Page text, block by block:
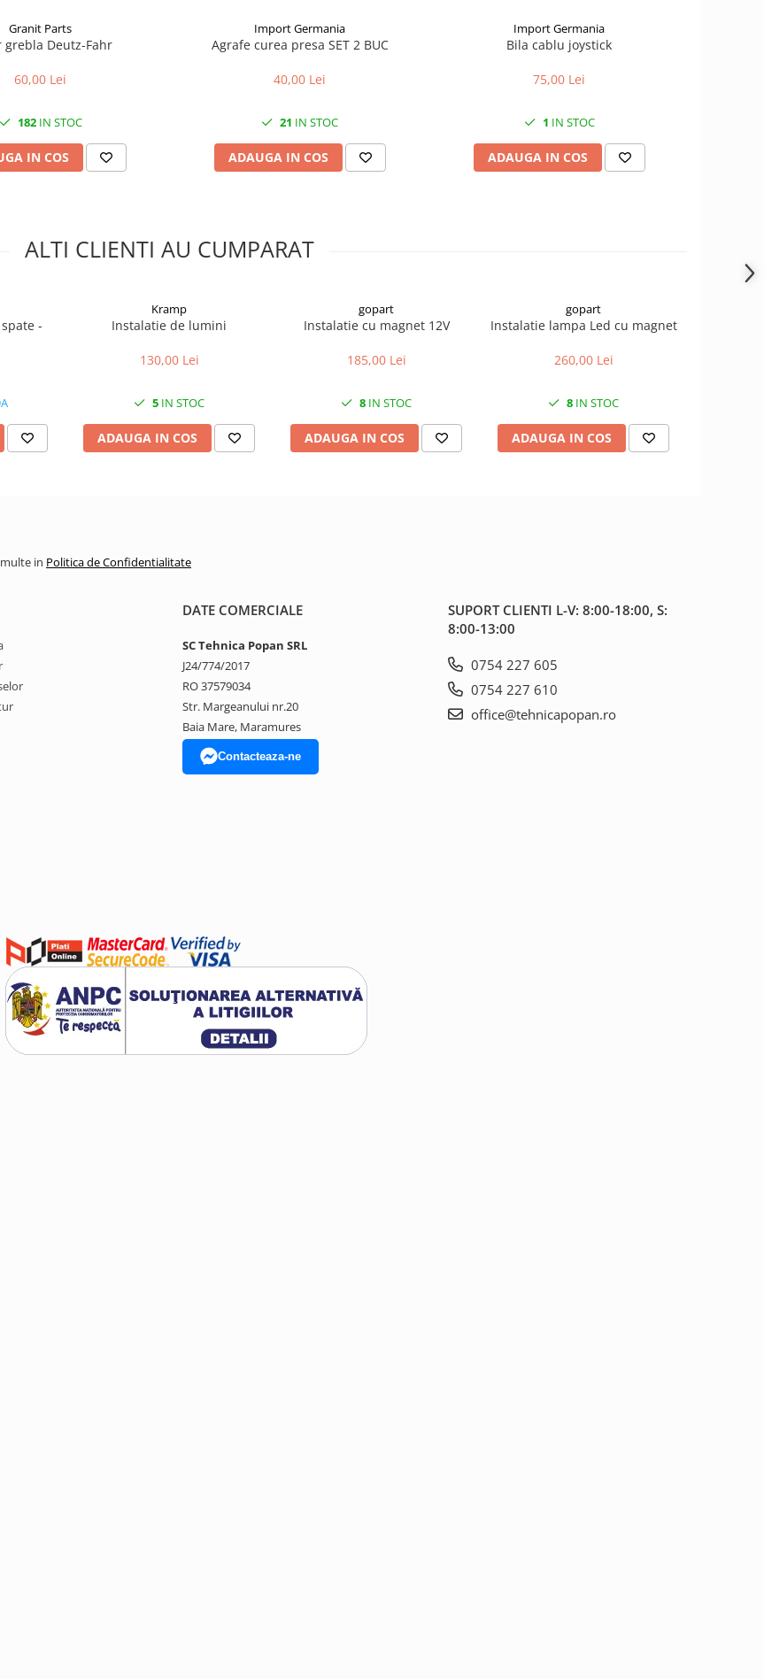
Granit Parts
grebla Deutz-Fahr
60,00 Lei
182IN STOC
IN COS
Import Germania
Agrafe curea presa SET 2 BUC
40,00 Lei
21 IN STOC
ADAUGA IN COS
Import Germania
Bila cablu joystick
75,00 Lei
1 IN STOC
ADAUGA IN COS
ALTI CLIENTI AU CUMPARAT
-
Kramp
Instalatie de lumini
130,00 Lei
5 IN STOC
ADAUGA IN COS
gopart
Instalatie cu magnet 12V
185,00 Lei
8 IN STOC
ADAUGA IN COS
gopart
Instalatie lampa Led cu magnet
260,00 Lei
8 IN STOC
ADAUGA IN COS
in Politica de Confidentialitate
DATE COMERCIALE
SC Tehnica Popan SRL
J24/774/2017
RO 37579034
Str. Margeanului nr.20
Baia Mare, Maramures
Contacteaza-ne
SUPORT CLIENTI L-V: 8:00-18:00, S:
8:00-13:00
0754 227 605
0754 227 610
office@tehnicapopan.ro